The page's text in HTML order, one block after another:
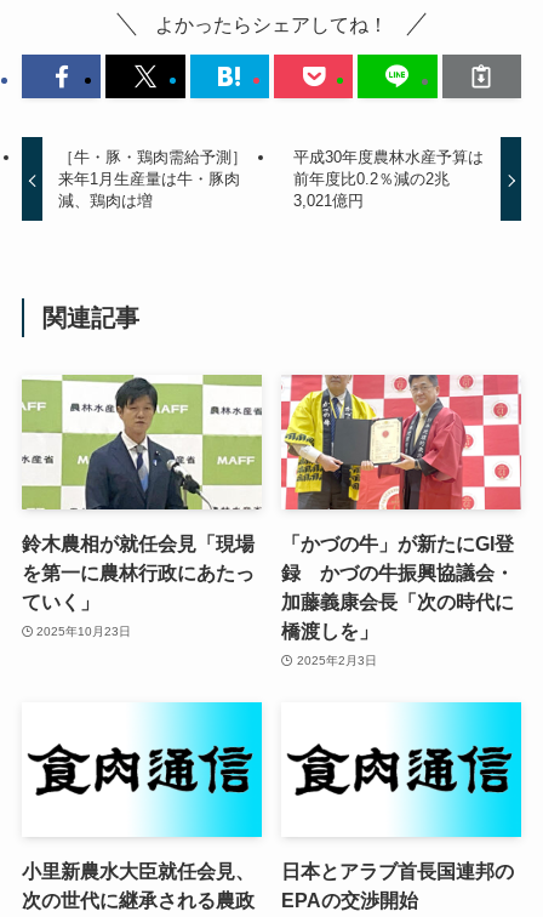
よかったらシェアしてね！
［牛・豚・鶏肉需給予測］
来年1月生産量は牛・豚肉
減、鶏肉は増
平成30年度農林水産予算は
前年度比0.2％減の2兆
3,021億円
関連記事
鈴木農相が就任会見「現場
を第一に農林行政にあたっ
ていく」
2025年10月23日
「かづの牛」が新たにGI登
録 かづの牛振興協議会・
加藤義康会長「次の時代に
橋渡しを」
2025年2月3日
小里新農水大臣就任会見、
次の世代に継承される農政
日本とアラブ首長国連邦の
EPAの交渉開始